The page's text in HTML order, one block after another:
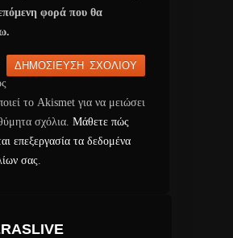
φορά που θα
το Akismet για να μειώσει
σχόλια. Μάθετε πώς
επεξεργασία τα δεδομένα
σας